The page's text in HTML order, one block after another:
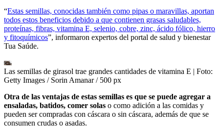
“Estas semillas, conocidas también como pipas o maravillas, aportan
todos estos beneficios debido a que contienen grasas saludables,
proteínas, fibras, vitamina E, selenio, cobre, zinc, ácido fólico, hierro
y fitoquímicos”, informaron expertos del portal de salud y bienestar
Tua Saúde.
Las semillas de girasol trae grandes cantidades de vitamina E | Foto:
Getty Images / Sorin Amanar / 500 px
Otra de las ventajas de estas semillas es que se puede agregar a
ensaladas, batidos, comer solas o como adición a las comidas y
pueden ser compradas con cáscara o sin cáscara, además de que se
consumen crudas o asadas.